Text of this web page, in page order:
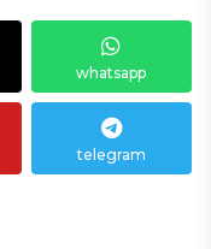
whatsapp
telegram